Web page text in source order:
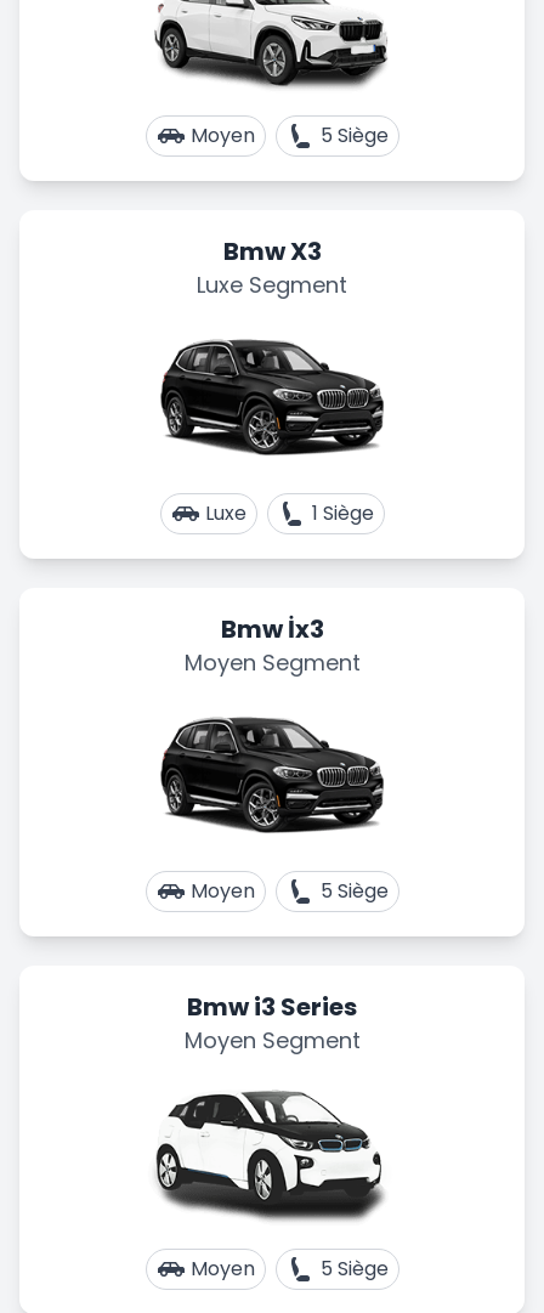
Moyen 5 Siège
Bmw X3
Luxe Segment
Luxe 1 Siège
Bmw İx3
Moyen Segment
Moyen 5 Siège
Bmw i3 Series
Moyen Segment
Moyen 5 Siège